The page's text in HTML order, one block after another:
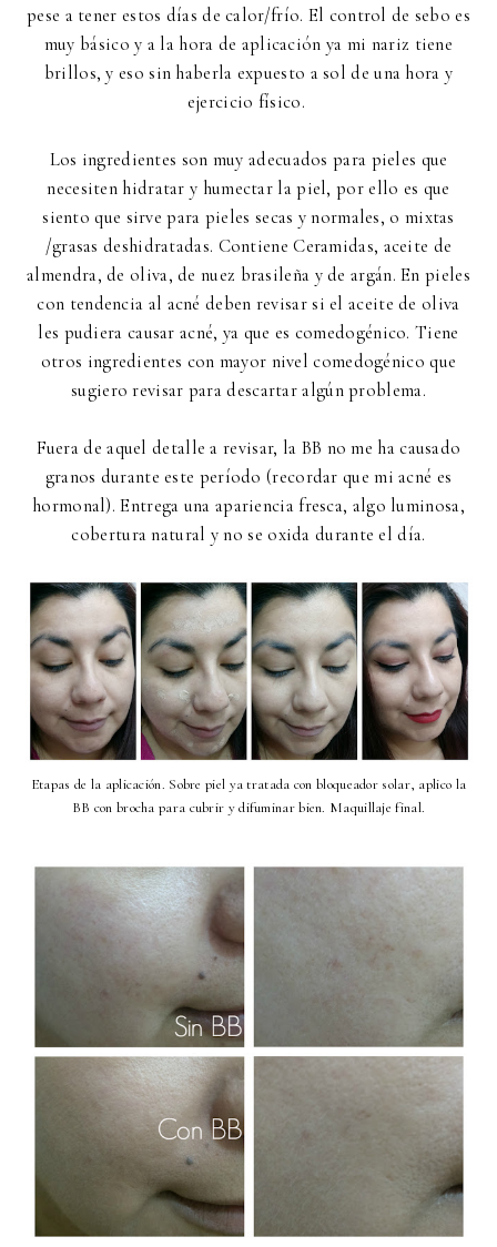
pese a tener estos días de calor/frío. El control de sebo es
muy básico y a la hora de aplicación ya mi nariz tiene
brillos, y eso sin haberla expuesto a sol de una hora y
ejercicio físico.
Los ingredientes son muy adecuados para pieles que
necesiten hidratar y humectar la piel, por ello es que
siento que sirve para pieles secas y normales, o mixtas
/grasas deshidratadas. Contiene Ceramidas, aceite de
almendra, de oliva, de nuez brasileña y de argán. En pieles
con tendencia al acné deben revisar si el aceite de oliva
les pudiera causar acné, ya que es comedogénico. Tiene
otros ingredientes con mayor nivel comedogénico que
sugiero revisar para descartar algún problema.
Fuera de aquel detalle a revisar, la BB no me ha causado
granos durante este período (recordar que mi acné es
hormonal). Entrega una apariencia fresca, algo luminosa,
cobertura natural y no se oxida durante el día.
Etapas de la aplicación. Sobre piel ya tratada con bloqueador solar, aplico la
BB con brocha para cubrir y difuminar bien. Maquillaje final.